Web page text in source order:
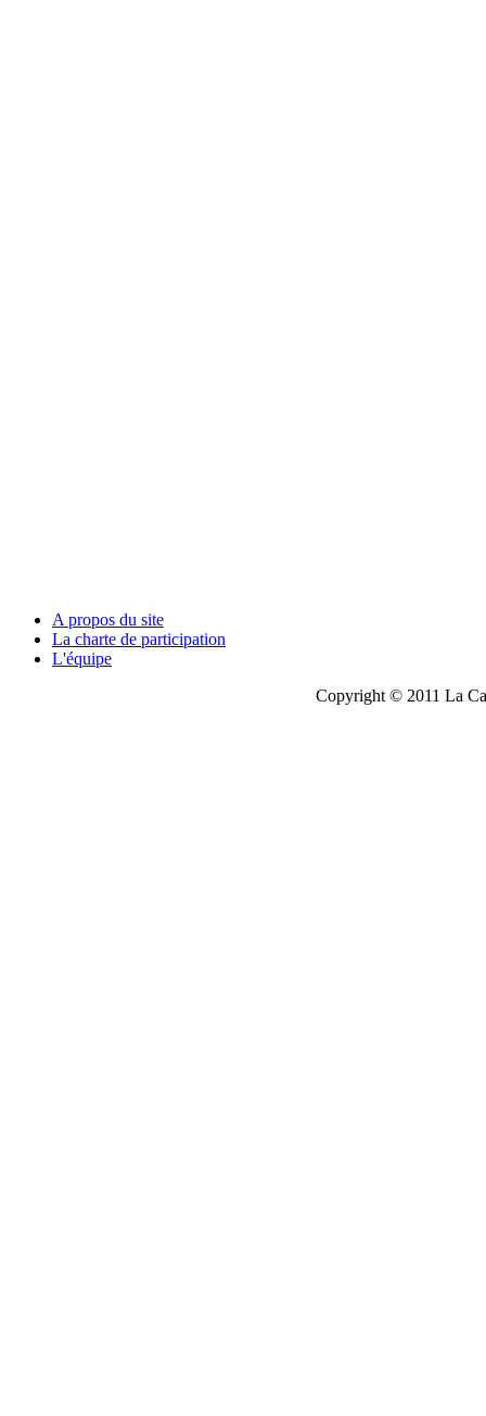
A propos du site
La charte de participation
L'équipe
Copyright © 2011 La